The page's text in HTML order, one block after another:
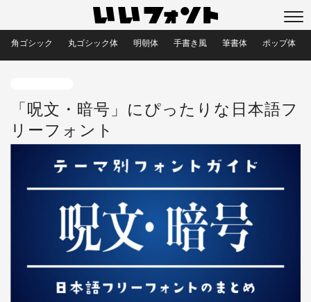
角ゴシック 丸ゴシック体 明朝体 手書き風 筆書体 ポップ体
「呪文・暗号」にぴったりな日本語フ
リーフォント